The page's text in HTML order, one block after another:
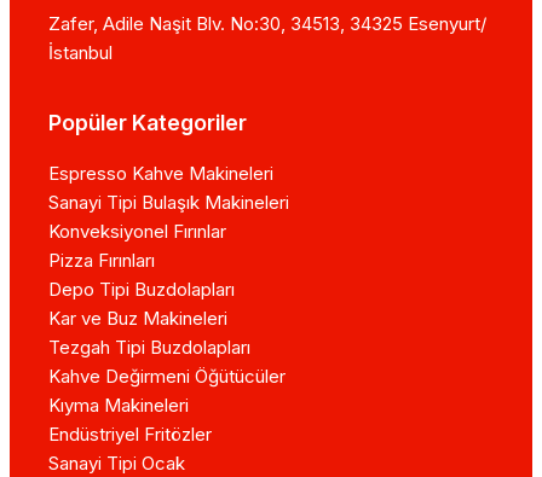
Zafer, Adile Naşit Blv. No:30, 34513, 34325 Esenyurt/
İstanbul
Popüler Kategoriler
Espresso Kahve Makineleri
Sanayi Tipi Bulaşık Makineleri
Konveksiyonel Fırınlar
Pizza Fırınları
Depo Tipi Buzdolapları
Kar ve Buz Makineleri
Tezgah Tipi Buzdolapları
Kahve Değirmeni Öğütücüler
Kıyma Makineleri
Endüstriyel Fritözler
Sanayi Tipi Ocak